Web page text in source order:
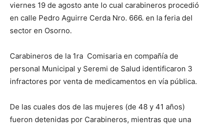
viernes 19 de agosto ante lo cual carabineros procedió
en calle Pedro Aguirre Cerda Nro. 666. en la feria del
sector en Osorno.
Carabineros de la 1ra Comisaria en compañía de
personal Municipal y Seremi de Salud identificaron 3
infractores por venta de medicamentos en vía pública.
De las cuales dos de las mujeres (de 48 y 41 años)
fueron detenidas por Carabineros, mientras que una